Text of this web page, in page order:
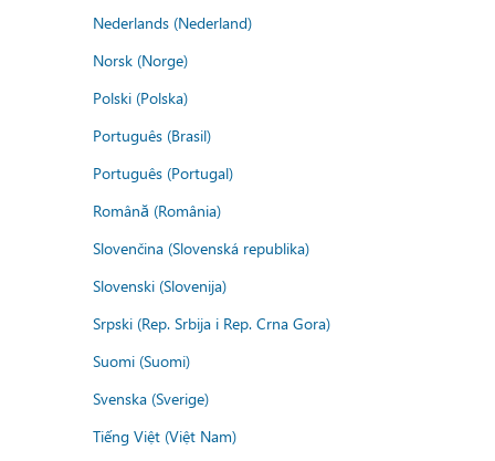
Nederlands (Nederland)
Norsk (Norge)
Polski (Polska)
Português (Brasil)
Português (Portugal)
Română (România)
Slovenčina (Slovenská republika)
Slovenski (Slovenija)
Srpski (Rep. Srbija i Rep. Crna Gora)
Suomi (Suomi)
Svenska (Sverige)
Tiếng Việt (Việt Nam)